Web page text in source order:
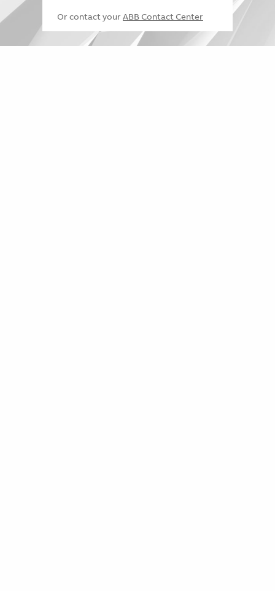
Or contact your ABB Contact Center